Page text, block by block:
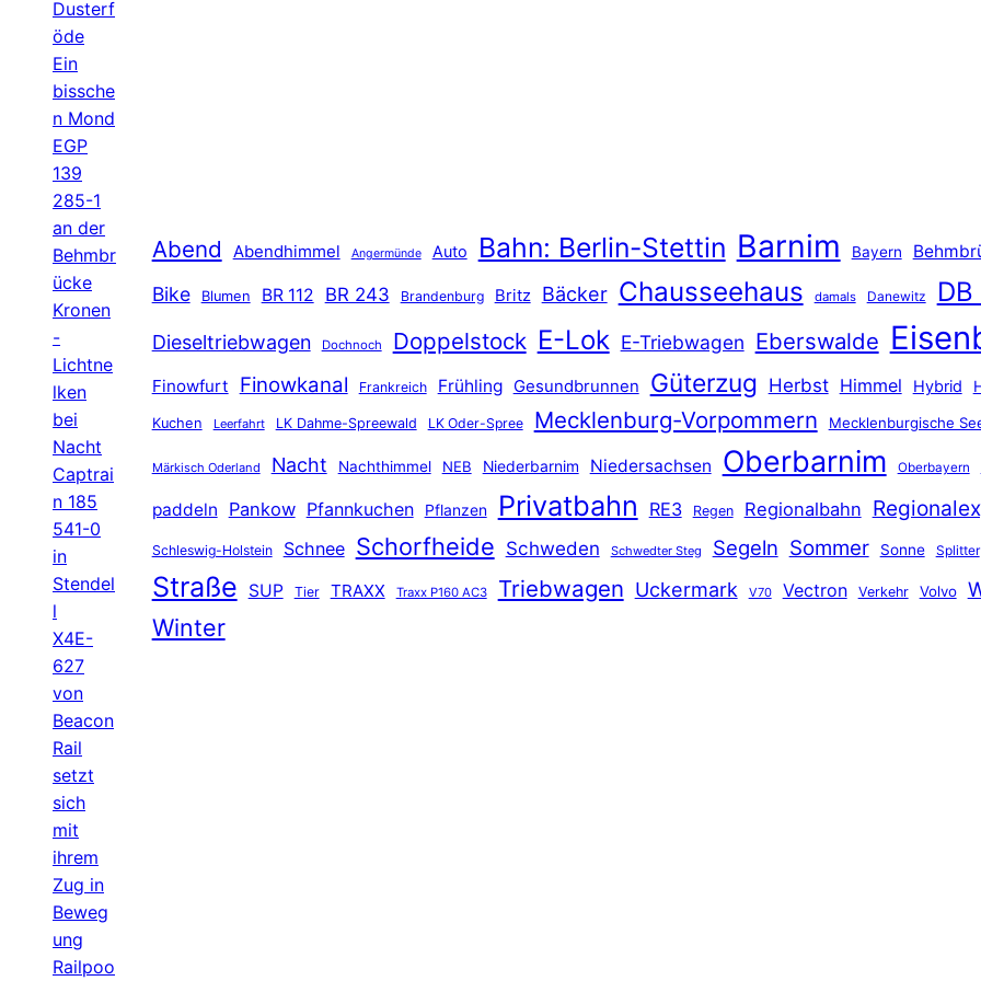
Dusterf
öde
Ein
bissche
n Mond
EGP
139
285-1
an der
Behmbr
ücke
Kronen
-
Lichtne
lken
bei
Nacht
Captrai
n 185
541-0
in
Stendel
l
X4E-
627
von
Beacon
Rail
setzt
sich
mit
ihrem
Zug in
Beweg
ung
Railpoo
Abend Abendhimmel Angermünde Auto Bahn: Berlin-Stettin Barnim Bayern
Bike Blumen BR 112 BR 243 Brandenburg Britz Bäcker Chausseehaus damals Danewitz DB
Dieseltriebwagen Dochnoch Doppelstock E-Lok E-Triebwagen Eberswalde
Finowfurt Finowkanal Frankreich Frühling Gesundbrunnen Güterzug Herbst Himmel Hybrid
Kuchen Leerfahrt LK Dahme-Spreewald LK Oder-Spree Mecklenburg-Vorpommern Mecklenburgische
Märkisch Oderland Nacht Nachthimmel NEB Niederbarnim Niedersachsen Oberbarnim Oberbayern
paddeln Pankow Pfannkuchen Pflanzen Privatbahn RE3 Regen Regionalbahn
Schleswig-Holstein Schnee Schorfheide Schweden Schwedter Steg Segeln Sommer Sonne Splitter
Straße SUP Tier TRAXX Traxx P160 AC3 Triebwagen Uckermark V70 Vectron Verkehr Volvo
Winter